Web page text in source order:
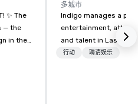
✨ The
— the
in the
多城市
Indigo manages a
entertainment,
and talent in Las
and Atlantic City. We
行动 聘请娱乐